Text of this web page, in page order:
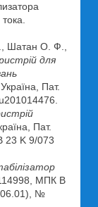
Шатан О. Ф.,
для
Пат.
Пат.
23 K 9/073
МПК В
№